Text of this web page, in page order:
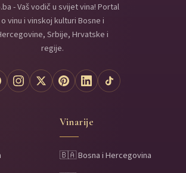
- Vaš vodič u svijet vina! Portal
o vinu i vinskoj kulturi Bosne i
Srbije, Hrvatske i
regije.
Vinarije
🇧🇦 Bosna i Hercegovina